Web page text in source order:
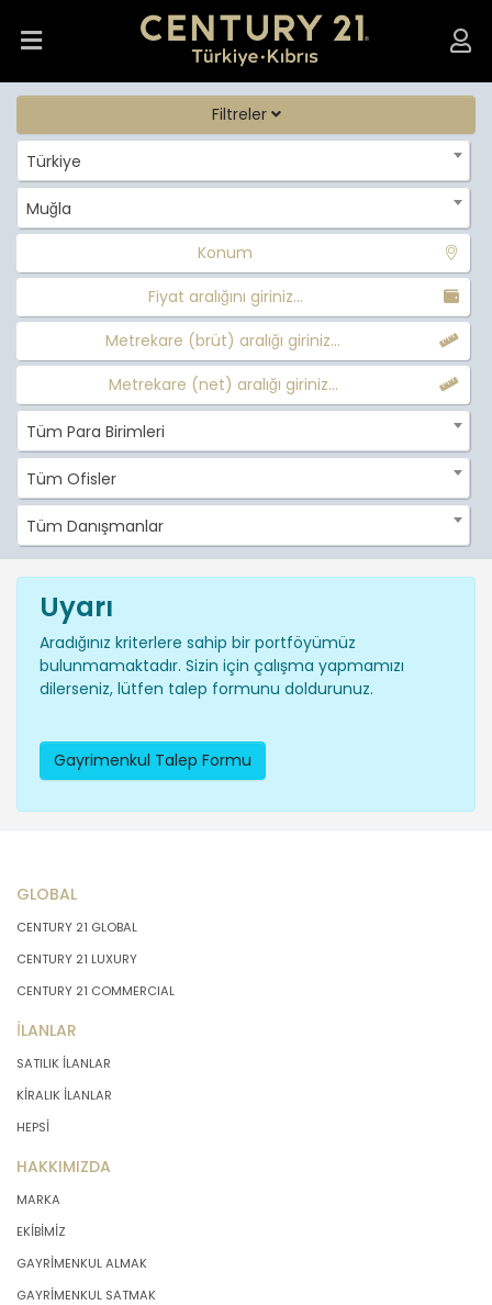
Filtreler
Türkiye
Muğla
Konum
Fiyat aralığını giriniz...
Metrekare (brüt) aralığı giriniz...
Metrekare (net) aralığı giriniz...
Tüm Para Birimleri
Tüm Ofisler
Tüm Danışmanlar
Uyarı
Aradığınız kriterlere sahip bir portföyümüz
bulunmamaktadır. Sizin için çalışma yapmamızı
dilerseniz, lütfen talep formunu doldurunuz.
Gayrimenkul Talep Formu
GLOBAL
CENTURY 21 GLOBAL
CENTURY 21 LUXURY
CENTURY 21 COMMERCIAL
İLANLAR
SATILIK İLANLAR
KİRALIK İLANLAR
HEPSİ
HAKKIMIZDA
MARKA
EKİBİMİZ
GAYRİMENKUL ALMAK
GAYRİMENKUL SATMAK